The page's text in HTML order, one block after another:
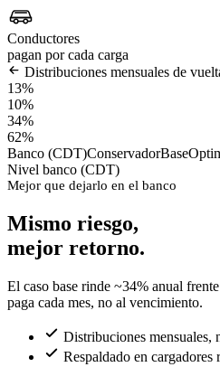
Conductores
pagan por cada carga
Distribuciones mensuales de
13%
10%
34%
62%
Banco (CDT)ConservadorBase
Nivel banco (CDT)
Mejor que dejarlo en el banco
Mismo riesgo,
mejor retorno.
El caso base rinde ~34% anual
paga cada mes, no al vencimiento.
Distribuciones mensuales,
Respaldado en cargadores